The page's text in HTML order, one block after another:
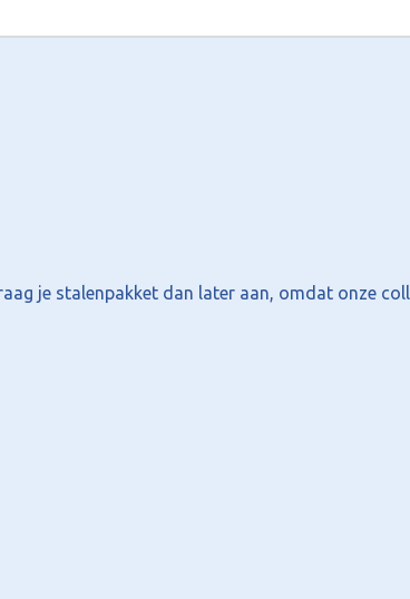
je stalenpakket dan later aan, omdat onze